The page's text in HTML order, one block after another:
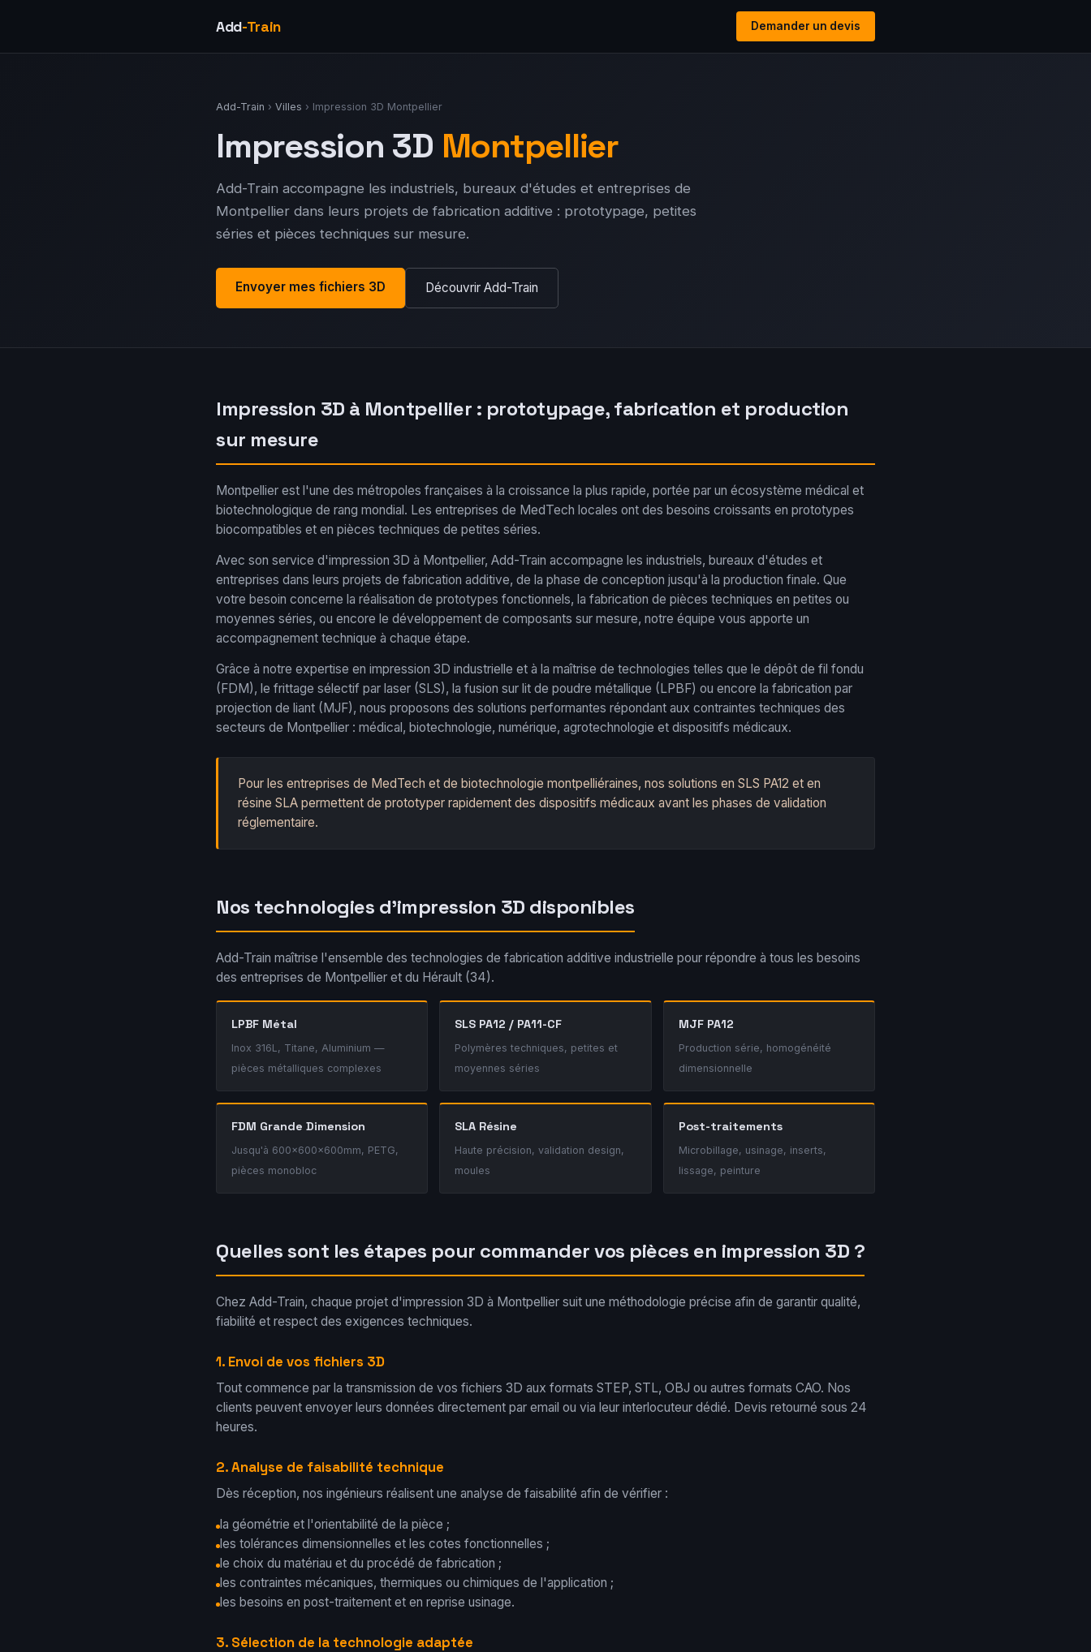
Add-Train Demander un devis
Add-Train › Villes › Impression 3D Montpellier
Impression 3D Montpellier
Add-Train accompagne les industriels, bureaux d'études et entreprises de
Montpellier dans leurs projets de fabrication additive : prototypage, petites
séries et pièces techniques sur mesure.
Envoyer mes fichiers 3D Découvrir Add-Train
Impression 3D à Montpellier : prototypage, fabrication et production
sur mesure
Montpellier est l'une des métropoles françaises à la croissance la plus rapide, portée par un écosystème médical et
biotechnologique de rang mondial. Les entreprises de MedTech locales ont des besoins croissants en prototypes
biocompatibles et en pièces techniques de petites séries.
Avec son service d'impression 3D à Montpellier, Add-Train accompagne les industriels, bureaux d'études et
entreprises dans leurs projets de fabrication additive, de la phase de conception jusqu'à la production finale. Que
votre besoin concerne la réalisation de prototypes fonctionnels, la fabrication de pièces techniques en petites ou
moyennes séries, ou encore le développement de composants sur mesure, notre équipe vous apporte un
accompagnement technique à chaque étape.
Grâce à notre expertise en impression 3D industrielle et à la maîtrise de technologies telles que le dépôt de fil fondu
(FDM), le frittage sélectif par laser (SLS), la fusion sur lit de poudre métallique (LPBF) ou encore la fabrication par
projection de liant (MJF), nous proposons des solutions performantes répondant aux contraintes techniques des
secteurs de Montpellier : médical, biotechnologie, numérique, agrotechnologie et dispositifs médicaux.
Pour les entreprises de MedTech et de biotechnologie montpelliéraines, nos solutions en SLS PA12 et en
résine SLA permettent de prototyper rapidement des dispositifs médicaux avant les phases de validation
réglementaire.
Nos technologies d'impression 3D disponibles
Add-Train maîtrise l'ensemble des technologies de fabrication additive industrielle pour répondre à tous les besoins
des entreprises de Montpellier et du Hérault (34).
LPBF Métal
Inox 316L, Titane, Aluminium —
pièces métalliques complexes
SLS PA12 / PA11-CF
Polymères techniques, petites et
moyennes séries
MJF PA12
Production série, homogénéité
dimensionnelle
FDM Grande Dimension
Jusqu'à 600×600×600mm, PETG,
pièces monobloc
SLA Résine
Haute précision, validation design,
moules
Post-traitements
Microbillage, usinage, inserts,
lissage, peinture
Quelles sont les étapes pour commander vos pièces en impression 3D ?
Chez Add-Train, chaque projet d'impression 3D à Montpellier suit une méthodologie précise afin de garantir qualité,
fiabilité et respect des exigences techniques.
1. Envoi de vos fichiers 3D
Tout commence par la transmission de vos fichiers 3D aux formats STEP, STL, OBJ ou autres formats CAO. Nos
clients peuvent envoyer leurs données directement par email ou via leur interlocuteur dédié. Devis retourné sous 24
heures.
2. Analyse de faisabilité technique
Dès réception, nos ingénieurs réalisent une analyse de faisabilité afin de vérifier :
la géométrie et l'orientabilité de la pièce ;
les tolérances dimensionnelles et les cotes fonctionnelles ;
le choix du matériau et du procédé de fabrication ;
les contraintes mécaniques, thermiques ou chimiques de l'application ;
les besoins en post-traitement et en reprise usinage.
3. Sélection de la technologie adaptée